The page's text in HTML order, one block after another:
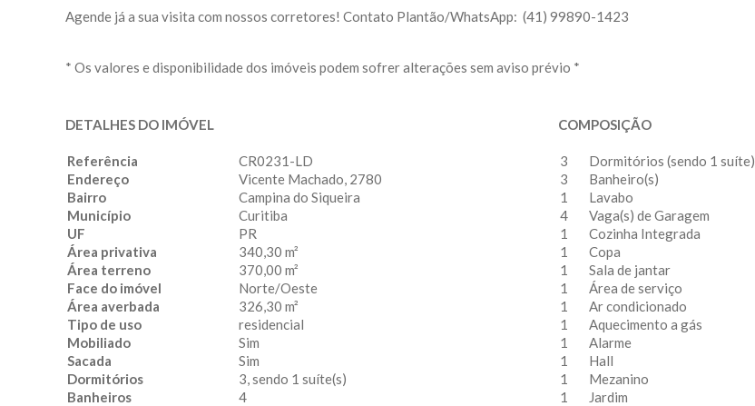
Agende já a sua visita com nossos corretores! Contato Plantão/WhatsApp: (41) 99890-1423
* Os valores e disponibilidade dos imóveis podem sofrer alterações sem aviso prévio *
DETALHES DO IMÓVEL
Referência
CR0231-LD
Endereço
Vicente Machado, 2780
Bairro
Campina do Siqueira
Município
Curitiba
UF
PR
Área privativa
340,30 m²
Área terreno
370,00 m²
Face do imóvel
Norte/Oeste
Área averbada
326,30 m²
Tipo de uso
residencial
Mobiliado
Sim
Sacada
Sim
Dormitórios
3, sendo 1 suíte(s)
Banheiros
4
COMPOSIÇÃO
3
Dormitórios (sendo 1 suíte)
3
Banheiro(s)
1
Lavabo
4
Vaga(s) de Garagem
1
Cozinha Integrada
1
Copa
1
Sala de jantar
1
Área de serviço
1
Ar condicionado
1
Aquecimento a gás
1
Alarme
1
Hall
1
Mezanino
1
Jardim